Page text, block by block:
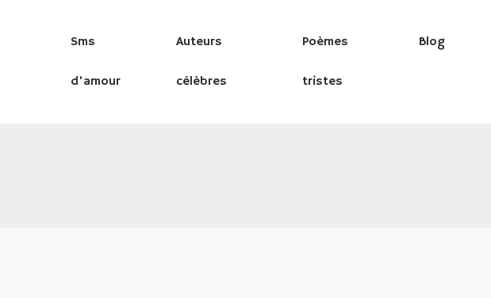
Sms
d’amour
Auteurs
célèbres
Poèmes
tristes
Blog